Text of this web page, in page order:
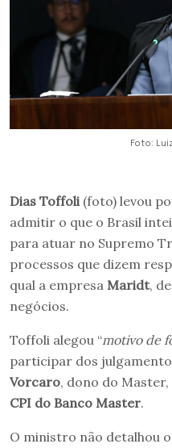
Foto:
Dias Toffoli (foto) levou
admitir o que o Brasil
para atuar no Supremo
processos que dizem
qual a empresa Maridt,
negócios.
Toffoli alegou “motivo de
participar dos
Vorcaro, dono do
CPI do Banco Master.
O ministro não detalhou